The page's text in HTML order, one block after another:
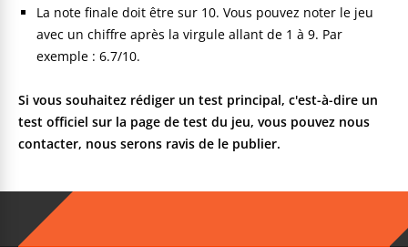
La note finale doit être sur 10. Vous pouvez noter le jeu
avec un chiffre après la virgule allant de 1 à 9. Par
exemple : 6.7/10.
Si vous souhaitez rédiger un test principal, c'est-à-dire un
test officiel sur la page de test du jeu, vous pouvez nous
contacter, nous serons ravis de le publier.